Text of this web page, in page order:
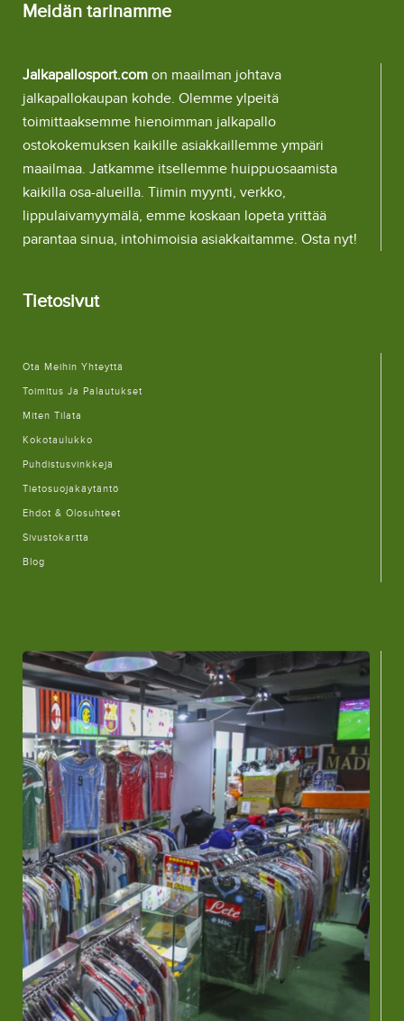
Meidän tarinamme
Jalkapallosport.com on maailman johtava
jalkapallokaupan kohde. Olemme ylpeitä
toimittaaksemme hienoimman jalkapallo
ostokokemuksen kaikille asiakkaillemme ympäri
maailmaa. Jatkamme itsellemme huippuosaamista
kaikilla osa-alueilla. Tiimin myynti, verkko,
lippulaivamyymälä, emme koskaan lopeta yrittää
parantaa sinua, intohimoisia asiakkaitamme. Osta nyt!
Tietosivut
Ota Meihin Yhteyttä
Toimitus Ja Palautukset
Miten Tilata
Kokotaulukko
Puhdistusvinkkejä
Tietosuojakäytäntö
Ehdot & Olosuhteet
Sivustokartta
Blog